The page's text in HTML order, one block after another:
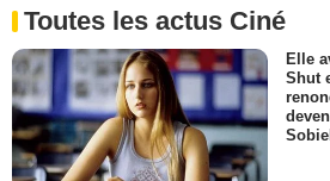
Toutes les actus Ciné
Elle
Shut